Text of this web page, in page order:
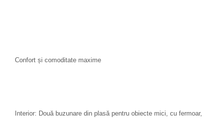
Confort și comoditate maxime
Interior: Două buzunare din plasă pentru obiecte mici, cu fermoar,